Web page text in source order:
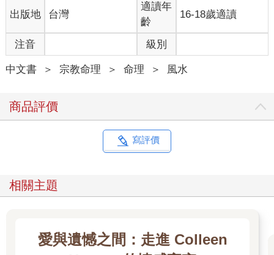
出版地 台灣
適讀年
齡
16-18歲適讀
注音 級別
中文書 ＞ 宗教命理 ＞ 命理 ＞ 風水
商品評價
寫評價
相關主題
愛與遺憾之間：走進 Colleen